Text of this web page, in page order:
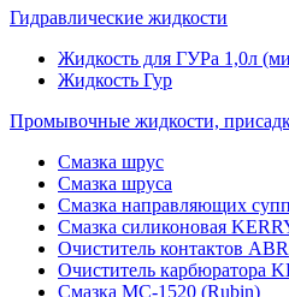
Гидравлические жидкости
Жидкость для ГУРа 1,0л
Жидкость Гур
Промывочные жидкости,
Смазка шрус
Смазка шруса
Смазка направляющих
Смазка силиконовая
Очиститель контактов
Очиститель карбюратора
Смазка МС-1520 (Rubin)